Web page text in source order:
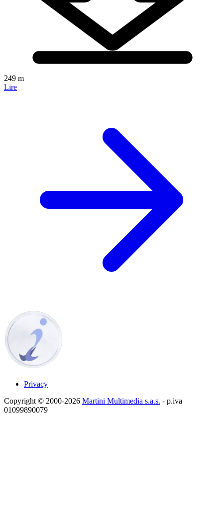
249 m
Lire
Privacy
Copyright © 2000-2026 Martini Multimedia s.a.s. - p.iva
01099890079